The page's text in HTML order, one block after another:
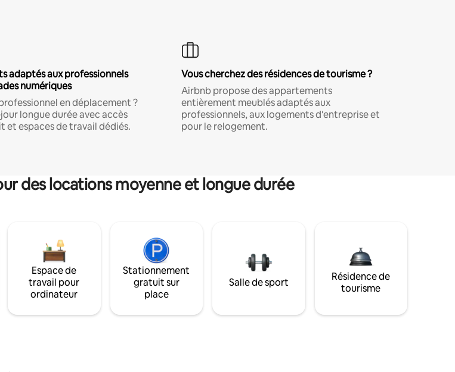
adaptés aux professionnels
numériques
en déplacement ?
longue durée avec accès
et espaces de travail dédiés.
Vous cherchez des résidences de tourisme ?
Airbnb propose des appartements
entièrement meublés adaptés aux
professionnels, aux logements d'entreprise et
pour le relogement.
des locations moyenne et longue durée
Espace de
travail pour
ordinateur
Stationnement
gratuit sur
place
Salle de sport
Résidence de
tourisme